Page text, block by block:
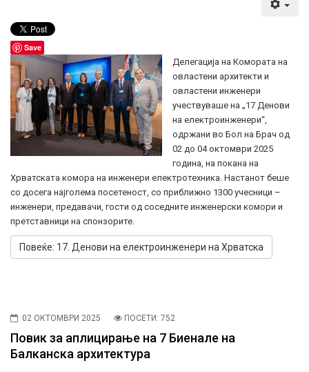
Save
Делегација на Комората на
овластени архитекти и
овластени инженери
учествуваше на „17 Денови
на електроинженери“,
одржани во Бол на Брач од
02 до 04 октомври 2025
година, на покана на
Хрватската комора на инженери електротехника. Настанот беше
со досега најголема посетеност, со приближно 1300 учесници –
инженери, предавачи, гости од соседните инженерски комори и
претставници на спонзорите.
Повеќе: 17. Денови на електроинженери на Хрватска
02 ОКТОМВРИ 2025 ПОСЕТИ: 752
Повик за аплицирање на 7 Биенале на
Балканска архитектура